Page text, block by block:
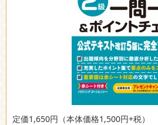
定価1,650円（本体価格1,500円+税）